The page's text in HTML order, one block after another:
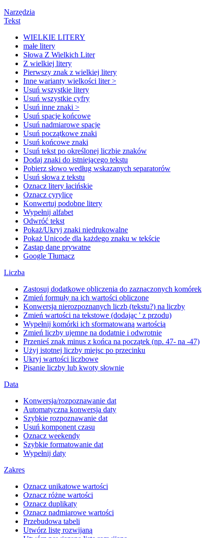
Narzędzia
Tekst
WIELKIE LITERY
małe litery
Słowa Z Wielkich Liter
Z wielkiej litery
Pierwszy znak z wielkiej litery
Inne warianty wielkości liter >
Usuń wszystkie litery
Usuń wszystkie cyfry
Usuń inne znaki >
Usuń spacje końcowe
Usuń nadmiarowe spacje
Usuń początkowe znaki
Usuń końcowe znaki
Usuń tekst po określonej liczbie znaków
Dodaj znaki do istniejącego tekstu
Pobierz słowo według wskazanych separatorów
Usuń słowa z tekstu
Oznacz litery łacińskie
Oznacz cyrylicę
Konwertuj podobne litery
Wypełnij alfabet
Odwróć tekst
Pokaż/Ukryj znaki niedrukowalne
Pokaż Unicode dla każdego znaku w tekście
Zastąp dane prywatne
Google Tłumacz
Liczba
Zastosuj dodatkowe obliczenia do zaznaczonych komórek
Zmień formuły na ich wartości obliczone
Konwersja nierozpoznanych liczb (tekstu?) na liczby
Zmień wartości na tekstowe (dodając ' z przodu)
Wypełnij komórki ich sformatowaną wartością
Zmień liczby ujemne na dodatnie i odwrotnie
Przenieś znak minus z końca na początek (np. 47- na -47)
Użyj istotnej liczby miejsc po przecinku
Ukryj wartości liczbowe
Pisanie liczby lub kwoty słownie
Data
Konwersja/rozpoznawanie dat
Automatyczna konwersja daty
Szybkie rozpoznawanie dat
Usuń komponent czasu
Oznacz weekendy
Szybkie formatowanie dat
Wypełnij daty
Zakres
Oznacz unikatowe wartości
Oznacz różne wartości
Oznacz duplikaty
Oznacz nadmiarowe wartości
Przebudowa tabeli
Utwórz listę rozwijaną